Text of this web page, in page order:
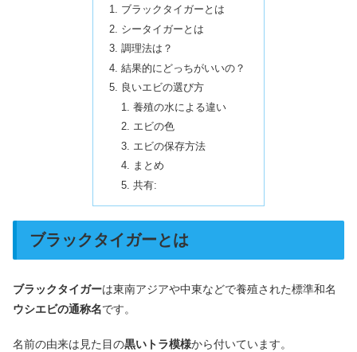
ブラックタイガーとは
シータイガーとは
調理法は？
結果的にどっちがいいの？
良いエビの選び方
養殖の水による違い
エビの色
エビの保存方法
まとめ
共有:
ブラックタイガーとは
ブラックタイガーは東南アジアや中東などで養殖された標準和名
ウシエビの通称名です。
名前の由来は見た目の黒いトラ模様から付いています。